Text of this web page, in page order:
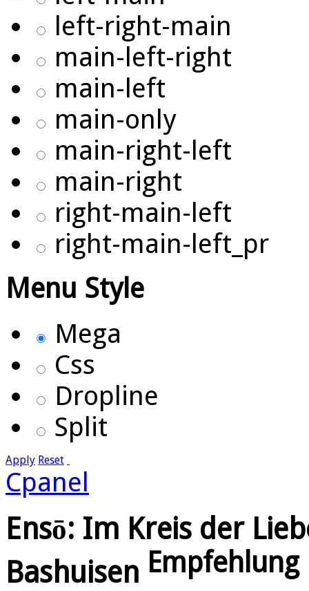
left-right-main
main-left-right
main-left
main-only
main-right-left
main-right
right-main-left
right-main-left_pr
Menu Style
Mega
Css
Dropline
Split
Apply Reset
Cpanel
Ensō: Im Kreis der
Bashuisen Empfehlung